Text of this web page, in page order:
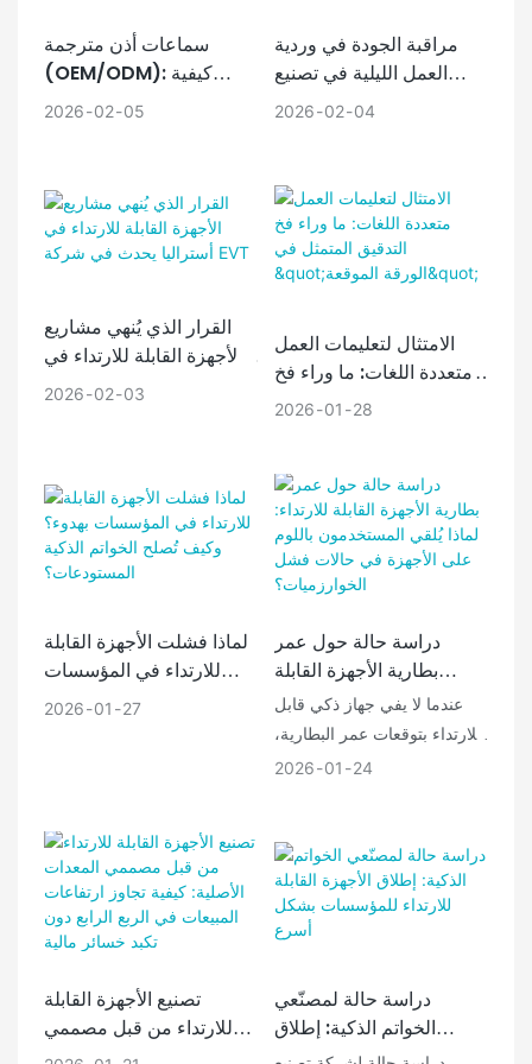
يُمكن تحديد العيوب مبكرًا.
تستفيد شركة Goodway
Techs من أطر التقييم
سماعات أذن مترجمة
(OEM/ODM): كيفية
2026 02 05
مراقبة الجودة في وردية
العمل الليلية في تصنيع
سماعات الأذن الخاصة
2026 02 04
القرار الذي يُنهي مشاريع
الأجهزة القابلة للارتداء في
أستراليا يحدث في شركة
2026 02 03
الامتثال لتعليمات العمل
متعددة اللغات: ما وراء فخ
التدقيق المتمثل في "الورقة
2026 01 28
لماذا فشلت الأجهزة القابلة
للارتداء في المؤسسات
بهدوء؟ وكيف تُصلح الخواتم
2026 01 27
دراسة حالة حول عمر
بطارية الأجهزة القابلة
للارتداء: لماذا يُلقي
المستخدمون باللوم على
الأجهزة في حالات فشل
عندما لا يفي جهاز ذكي قابل
للارتداء بتوقعات عمر البطارية،
يكون الافتراض السائد بسيطًا:
هذا الافتراض الفرق إلى
استخدام بطاريات أثقل، أو
هياكل أكثر سمكًا، أو تكاليف
مختلفةً تمامًا فيما يتعلق بعمر
بطارية الأجهزة القابلة للارتداء .
2026 01 24
تصنيع الأجهزة القابلة
للارتداء من قبل مصممي
المعدات الأصلية: كيفية
دراسة حالة لمصنّعي
الخواتم الذكية: إطلاق
الأجهزة القابلة للارتداء